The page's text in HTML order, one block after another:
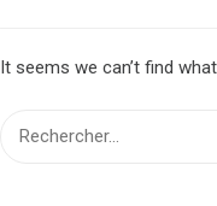
It seems we can’t find